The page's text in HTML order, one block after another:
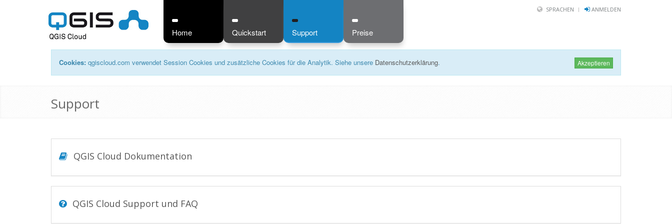
Home Quickstart Support Preise
SPRACHEN ANMELDEN
Cookies: qgiscloud.com verwendet Session Cookies und zusätzliche Cookies für die Analytik. Siehe unsere Datenschutzerklärung. Akzeptieren
Support
QGIS Cloud Dokumentation
QGIS Cloud Support und FAQ